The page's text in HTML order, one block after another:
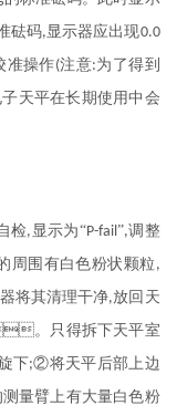
砝码,显示器应出现0.0
准操作(注意:为了得到
子天平在长期使用中会
检, 显示为“P-fail”,调整
周围有白色粉状颗粒,
将其清理干净,放回天
。只得拆下天平室
下;②将天平后部上边
量臂上有大量白色粉